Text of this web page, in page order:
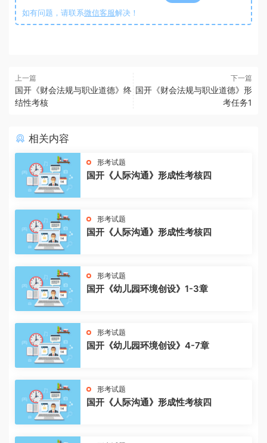
如有问题，请联系微信客服解决！
上一篇
国开《财会法规与职业道德》终
结性考核
下一篇
国开《财会法规与职业道德》形
考任务1
相关内容
形考试题
国开《人际沟通》形成性考核四
形考试题
国开《人际沟通》形成性考核四
形考试题
国开《幼儿园环境创设》1-3章
形考试题
国开《幼儿园环境创设》4-7章
形考试题
国开《人际沟通》形成性考核四